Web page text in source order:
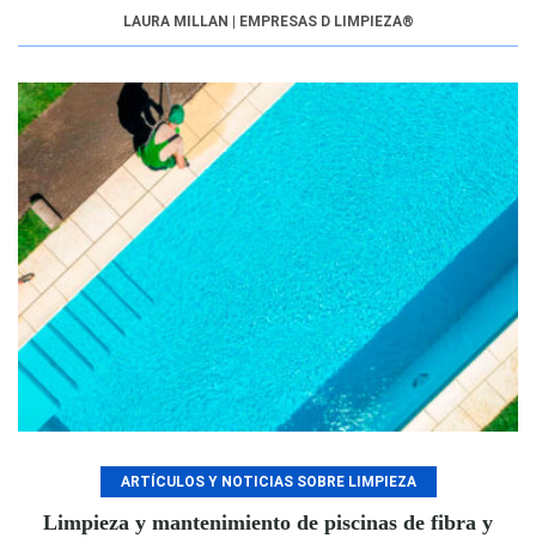
LAURA MILLAN | EMPRESAS D LIMPIEZA®
ARTÍCULOS Y NOTICIAS SOBRE LIMPIEZA
Limpieza y mantenimiento de piscinas de fibra y